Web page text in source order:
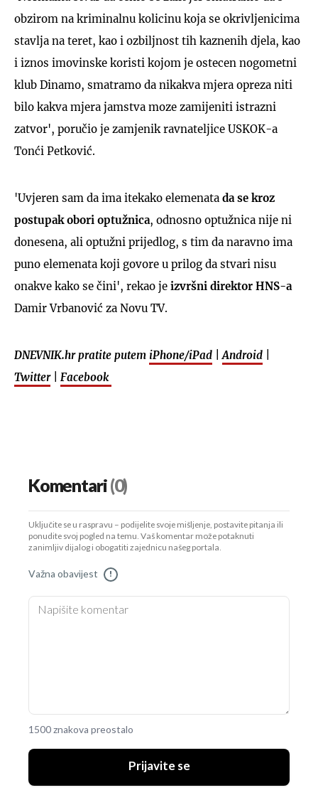
obzirom na kriminalnu kolicinu koja se okrivljenicima
stavlja na teret, kao i ozbiljnost tih kaznenih djela, kao
i iznos imovinske koristi kojom je ostecen nogometni
klub Dinamo, smatramo da nikakva mjera opreza niti
bilo kakva mjera jamstva moze zamijeniti istrazni
zatvor', poručio je zamjenik ravnateljice USKOK-a
Tonći Petković.
'Uvjeren sam da ima itekako elemenata da se kroz
postupak obori optužnica, odnosno optužnica nije ni
donesena, ali optužni prijedlog, s tim da naravno ima
puno elemenata koji govore u prilog da stvari nisu
onakve kako se čini', rekao je izvršni direktor HNS-a
Damir Vrbanović za Novu TV.
DNEVNIK.hr pratite putem iPhone/iPad Android
Twitter| Facebook
Komentari(0)
Uključite se u raspravu – podijelite svoje mišljenje, postavite pitanja ili
ponudite svoj pogled na temu. Vaš komentar može potaknuti
zanimljiv dijalog i obogatiti zajednicu našeg portala.
Važna obavijest !
1500 znakova preostalo
Prijavite se